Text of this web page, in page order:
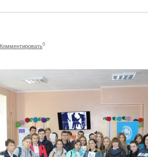
Комментировать0